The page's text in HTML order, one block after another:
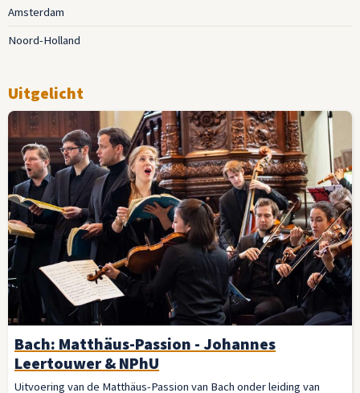
Amsterdam
Noord-Holland
Uitgelicht
Bach: Matthäus-Passion - Johannes
Leertouwer & NPhU
Uitvoering van de Matthäus-Passion van Bach onder leiding van